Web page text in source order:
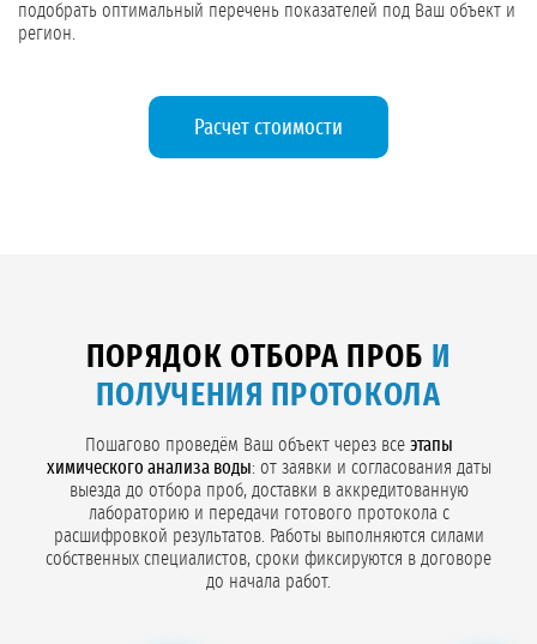
подобрать оптимальный перечень показателей под Ваш объект и
регион.
Расчет стоимости
ПОРЯДОК ОТБОРА ПРОБ И
ПОЛУЧЕНИЯ ПРОТОКОЛА
Пошагово проведём Ваш объект через все этапы
химического анализа воды: от заявки и согласования даты
выезда до отбора проб, доставки в аккредитованную
лабораторию и передачи готового протокола с
расшифровкой результатов. Работы выполняются силами
собственных специалистов, сроки фиксируются в договоре
до начала работ.